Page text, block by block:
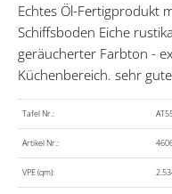
Echtes Öl-Fertigprodukt
Schiffsboden Eiche
geräucherter Farbton -
Küchenbereich. sehr
Tafel Nr.:
Artikel Nr.:
VPE (qm):